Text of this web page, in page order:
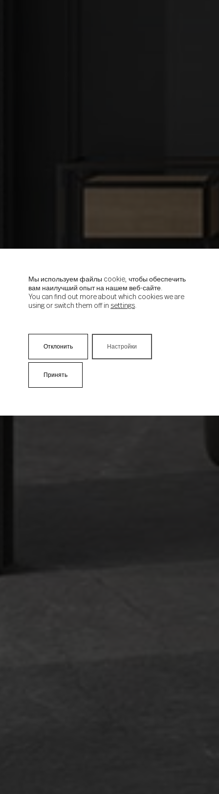
Мы используем файлы cookie, чтобы обеспечить
вам наилучший опыт на нашем веб-сайте.
You can find out more about which cookies we are
using or switch them off in settings.
Принять
Отклонить Настройки